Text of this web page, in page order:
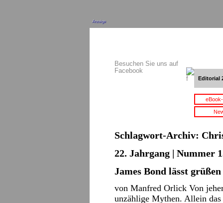
Anzeige
Besuchen Sie uns auf
Facebook
Editorial
Schlagwort-Archiv:
22. Jahrgang | Nummer
James Bond lässt grüßen
von Manfred Orlick Von
unzählige Mythen. Allein